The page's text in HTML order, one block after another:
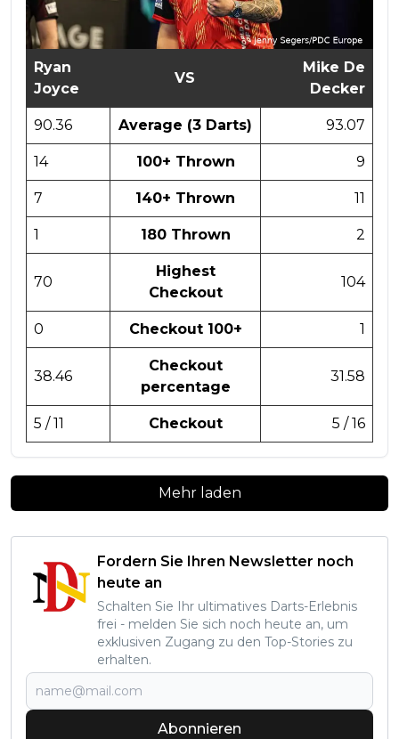
Ryan
Joyce
VS
Mike De
Decker
90.36 Average (3 Darts) 93.07
14 100+ Thrown 9
7 140+ Thrown 11
1 180 Thrown 2
70
Highest
Checkout
104
0 Checkout 100+ 1
38.46
Checkout
percentage
31.58
5 / 11 Checkout 5 / 16
Mehr laden
Fordern Sie Ihren Newsletter noch
heute an
Schalten Sie Ihr ultimatives Darts-Erlebnis
frei - melden Sie sich noch heute an, um
exklusiven Zugang zu den Top-Stories zu
erhalten.
Abonnieren